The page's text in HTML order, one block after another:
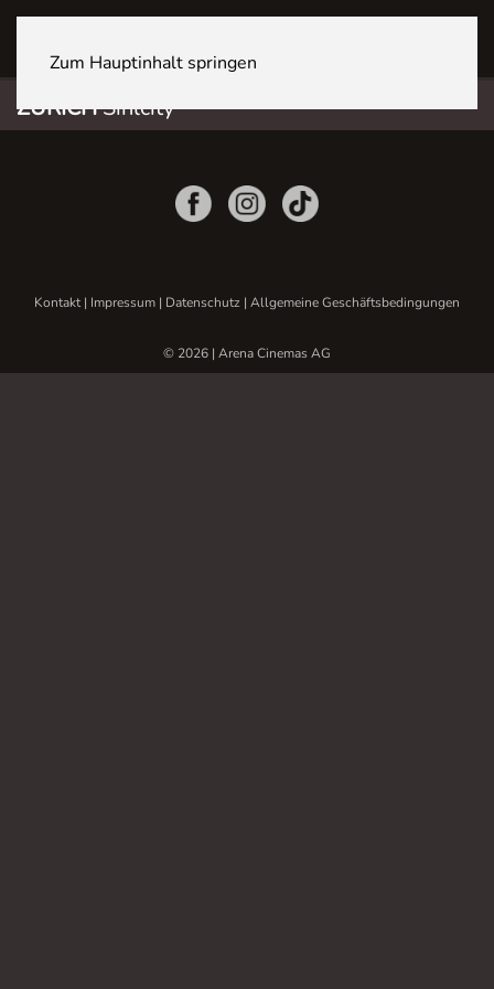
Zum Hauptinhalt springen
ZÜRICHSihlcity
Kontakt| Impressum | Datenschutz | Allgemeine Geschäftsbedingungen
© 2026 | Arena Cinemas AG